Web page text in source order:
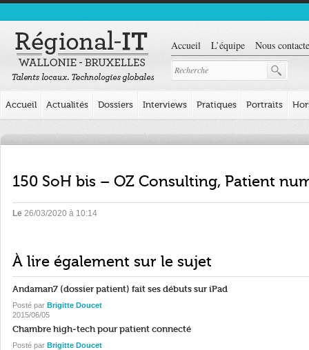
Accueil L’équipe Nous
Accueil Actualités Dossiers Interviews Pratiques Portraits
150 SoH bis – OZ Consulting, Patient
Le 26/03/2020 à 10:14
À lire également sur le sujet
Andaman7 (dossier patient) fait ses débuts sur iPad
Posté par Brigitte Doucet
2015/06/05
Chambre high-tech pour patient connecté
Posté par Brigitte Doucet